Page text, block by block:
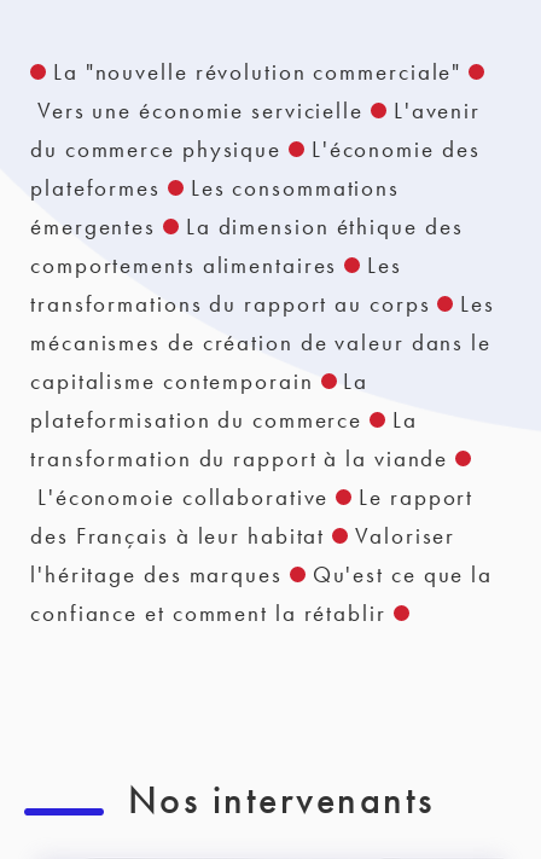
La "nouvelle révolution commerciale"
Vers une économie servicielle
L'avenir
du commerce physique
L'économie des
plateformes
Les consommations
émergentes
La dimension éthique des
comportements alimentaires
Les
transformations du rapport au corps
Les
mécanismes de création de valeur dans le
capitalisme contemporain
La
plateformisation du commerce
La
transformation du rapport à la viande
L'économoie collaborative
Le rapport
des Français à leur habitat
Valoriser
l'héritage des marques
Qu'est ce que la
confiance et comment la rétablir
Nos intervenants